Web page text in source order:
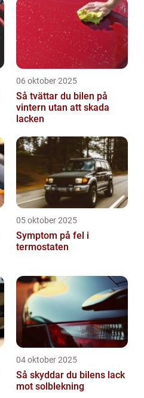
06 oktober 2025
Så tvättar du bilen på
vintern utan att skada
lacken
05 oktober 2025
Symptom på fel i
termostaten
04 oktober 2025
Så skyddar du bilens lack
mot solblekning